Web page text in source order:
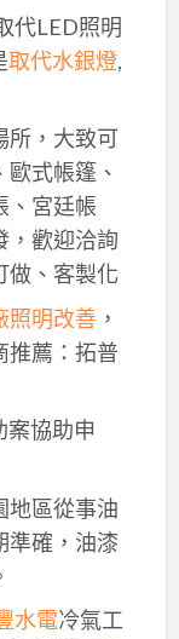
代LED照明
取代水銀燈,
所，大致可
式帳篷、
、宮廷帳
，歡迎洽詢
做、客製化
照明改善，
推薦：拓普
案協助申
地區從事油
準確，油漆
水電冷氣工